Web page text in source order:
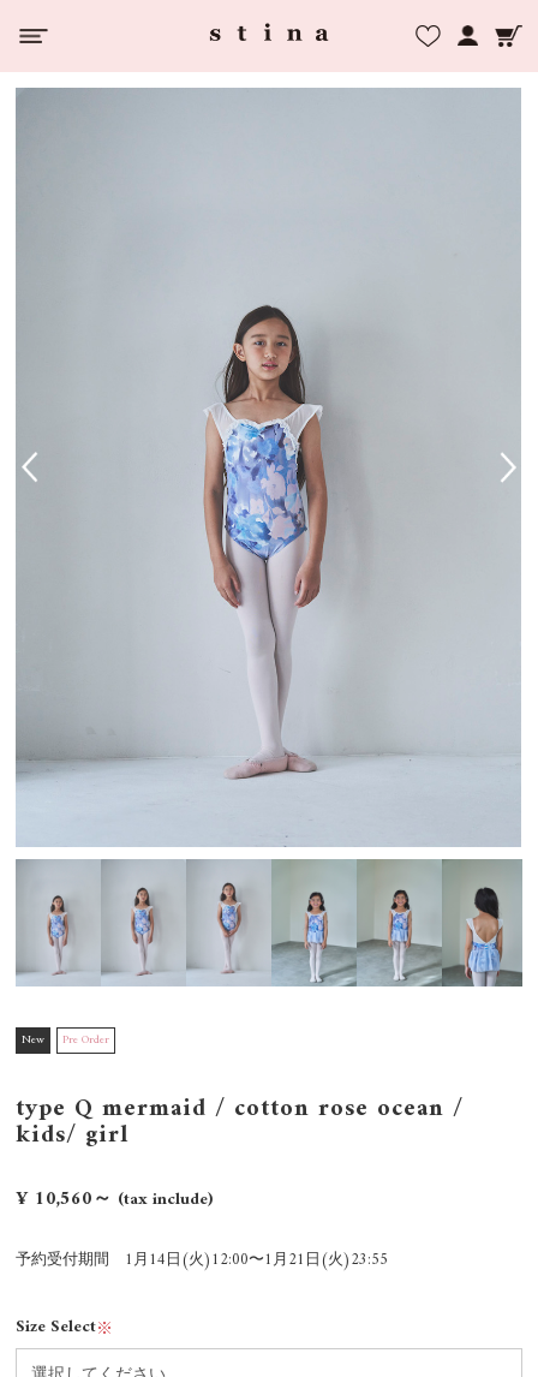
New Pre Order
type Q mermaid / cotton rose ocean /
kids/ girl
¥ 10,560～ (tax include)
予約受付期間 1月14日(火)12:00〜1月21日(火)23:55
Size Select※